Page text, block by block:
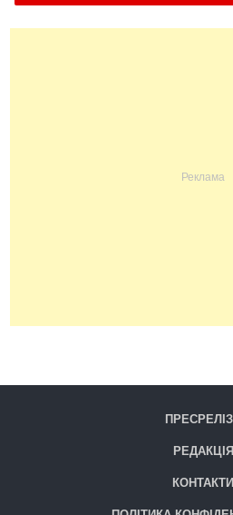
РЕДАКЦІЯ
КОНТАКТИ